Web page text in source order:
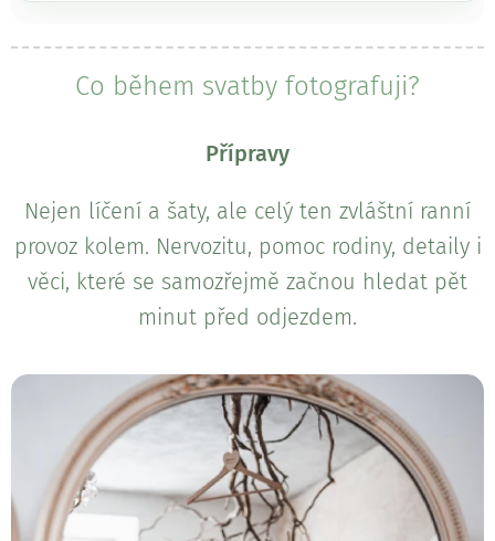
Co během svatby fotografuji?
Přípravy
Nejen líčení a šaty, ale celý ten zvláštní ranní
provoz kolem. Nervozitu, pomoc rodiny, detaily i
věci, které se samozřejmě začnou hledat pět
minut před odjezdem.